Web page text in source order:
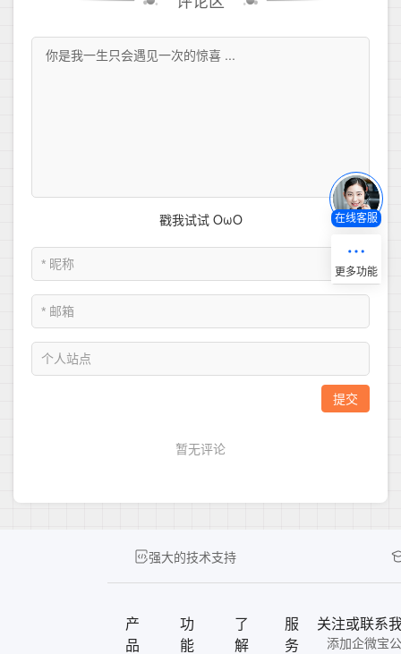
强大的技术支持
产
品
功
能
了
解
服
务
关注或联系
添加企微宝
在线客服